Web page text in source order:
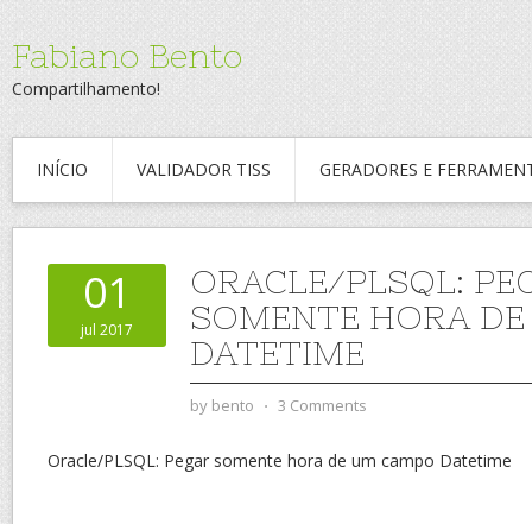
Fabiano Bento
Compartilhamento!
INÍCIO VALIDADOR TISS GERADORES E
01
jul 2017
ORACLE/PLSQL:
SOMENTE HORA
DATETIME
by bento ⋅ 3 Comments
Oracle/PLSQL: Pegar somente hora de um campo Datetime